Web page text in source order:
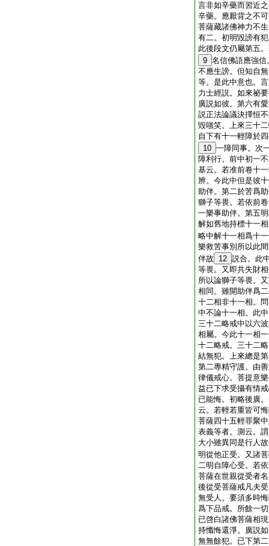
言非如辛藥而習近
辛藥。應厭背之不
菩薩藏諸佛神力不
有二。初明毀謗有
此後段文仍屬第五
9 名信佛語應強
不應生謗。但知自
等。是此中意也。
力士經説。如來祕
廣説如彼。第六有
説正法論議決擇恒
毀嗤笑。上來三十
自下有十一輕障於
10 一障同事。次
障利行。前中初一
基云。若准前卷十
辨。今此中但是彼
助伴。第二於苦爲
獅子等畏。若依前
一樂事助伴。第五
解如舊地持標十一
略中解十一相爲十
樂救苦事別所以此
伴故
12 説合。此
等畏。又即共失財
所以論獅子等畏。
相同。雖開助伴爲
十二相非十一相。
中不論十一相。此
三十二略戒中以六
相屬。今此十一相
十二略戒。三十二
結無犯。上來總是
第二專精守護。由
律儀戒心。菩提意
益已下求受攝有情
已能悔。初略後廣
云。若輕若重皆可
菩薩四十五輕罪聚
表義等者。測云。
大小雖異同是行人
明從他正受。又諸
二明自障心受。若
菩薩在世親從受者
後從受菩薩戒凡夫
無受人。要須多時
爲下品戒。所餘一
已啓白諸佛菩薩相
持懺悔還淨。廣説
無無餘犯。已下第